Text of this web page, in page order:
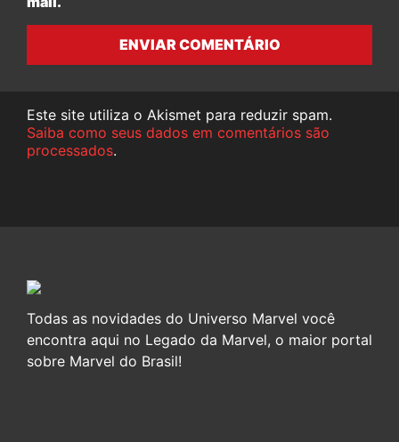
ENVIAR COMENTÁRIO
Este site utiliza o Akismet para reduzir spam.
Saiba como seus dados em comentários são
processados.
Todas as novidades do Universo Marvel você
encontra aqui no Legado da Marvel, o maior portal
sobre Marvel do Brasil!